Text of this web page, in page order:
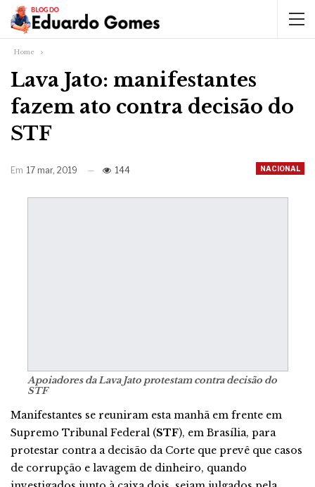
Home
Lava Jato: manifestantes
fazem ato contra decisão do
STF
NACIONAL
Em 17 mar, 2019 144
Apoiadores da Lava Jato protestam contra decisão do
STF
Manifestantes se reuniram esta manhã em frente em
Supremo Tribunal Federal (STF), em Brasília, para
protestar contra a decisão da Corte que prevê que casos
de corrupção e lavagem de dinheiro, quando